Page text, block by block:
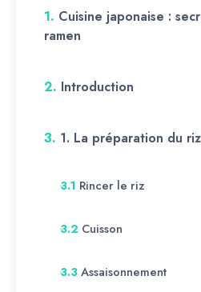
1. Cuisine japonaise :
ramen
2. Introduction
3. 1. La préparation du
3.1 Rincer le riz
3.2 Cuisson
3.3 Assaisonnement